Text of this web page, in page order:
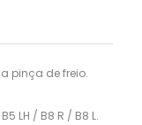
pinça de freio.
LH / B8 R / B8 L.